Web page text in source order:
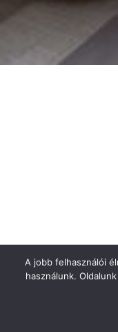
Cukkini
Dzsem vagy
A jobb felhasználói
használunk.